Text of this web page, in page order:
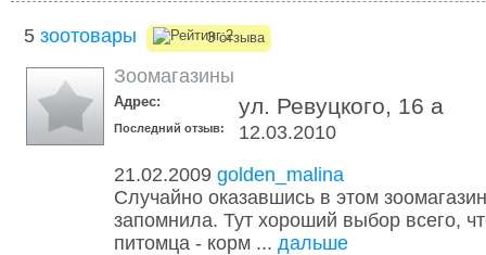
5 зоотовары 3 отзыва
Зоомагазины
Адрес: ул. Ревуцкого, 16 а
Последний отзыв:
12.03.2010
21.02.2009 golden_malina
Случайно оказавшись в этом
запомнила. Тут хороший выбор всего,
питомца - корм ... дальше